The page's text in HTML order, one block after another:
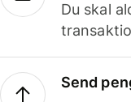
Du skal
Send